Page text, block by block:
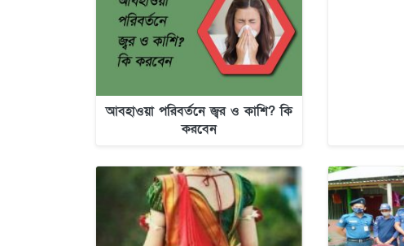
আবহাওয়া পরিবর্তনে জ্বর ও কাশি? কি
করবেন